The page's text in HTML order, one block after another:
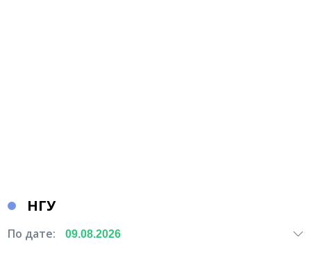
НГУ
По дате: